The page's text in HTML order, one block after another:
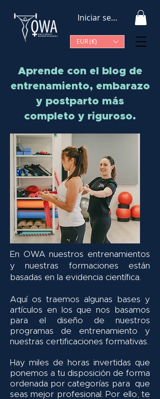
EUR (€)
Iniciar sesión
Aprende con el blog de
entrenamiento, embarazo
y postparto más
completo y riguroso.
En OWA nuestros entrenamientos
y nuestras formaciones están
basadas en la evidencia científica.
Aquí os traemos algunas bases y
artículos en los que nos basamos
para el diseño de nuestros
programas de entrenamiento y
nuestras certificaciones formativas.
Hay miles de horas invertidas que
ponemos a tu disposición de forma
ordenada por categorías para que
seas mejor profesional. Por ello, te